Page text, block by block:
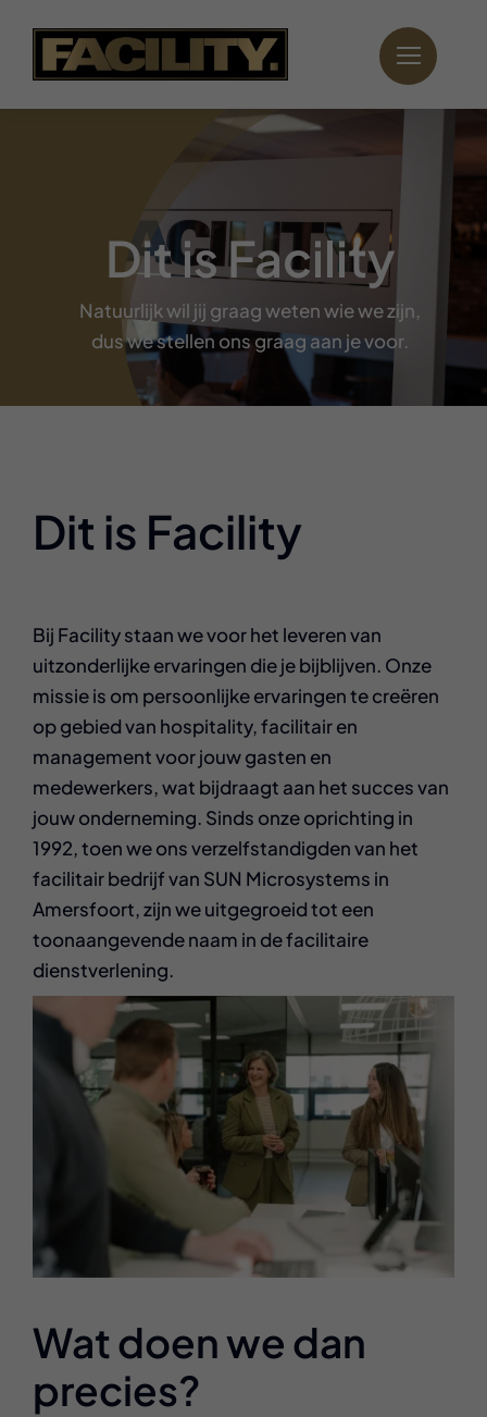
inhoud
Dit is Facility
Natuurlijk wil jij graag weten wie we zijn,
dus we stellen ons graag aan je voor.
Dit is Facility
Bij Facility staan we voor het leveren van
uitzonderlijke ervaringen die je bijblijven. Onze
missie is om persoonlijke ervaringen te creëren
op gebied van hospitality, facilitair en
management voor jouw gasten en
medewerkers, wat bijdraagt aan het succes van
jouw onderneming. Sinds onze oprichting in
1992, toen we ons verzelfstandigden van het
facilitair bedrijf van SUN Microsystems in
Amersfoort, zijn we uitgegroeid tot een
toonaangevende naam in de facilitaire
dienstverlening.
Wat doen we dan
precies?